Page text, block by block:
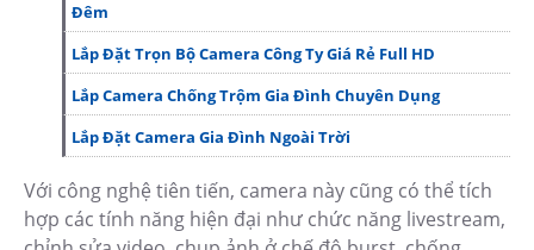
Đêm
Lắp Đặt Trọn Bộ Camera Công Ty Giá Rẻ Full HD
Lắp Camera Chống Trộm Gia Đình Chuyên Dụng
Lắp Đặt Camera Gia Đình Ngoài Trời
Với công nghệ tiên tiến, camera này cũng có thể tích
hợp các tính năng hiện đại như chức năng livestream,